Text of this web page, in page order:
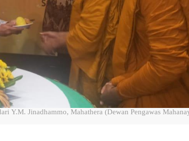
Y.M. Jinadhammo, Mahathera (Dewan Pengawas